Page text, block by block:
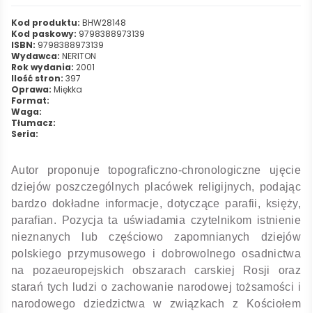
Kod produktu: BHW28148
Kod paskowy: 9798388973139
ISBN: 9798388973139
Wydawca: NERITON
Rok wydania: 2001
Ilość stron: 397
Oprawa: Miękka
Format:
Waga:
Tłumacz:
Seria:
Autor proponuje topograficzno-chronologiczne ujęcie
dziejów poszczególnych placówek religijnych, podając
bardzo dokładne informacje, dotyczące parafii, księży,
parafian. Pozycja ta uświadamia czytelnikom istnienie
nieznanych lub częściowo zapomnianych dziejów
polskiego przymusowego i dobrowolnego osadnictwa
na pozaeuropejskich obszarach carskiej Rosji oraz
starań tych ludzi o zachowanie narodowej tożsamości i
narodowego dziedzictwa w związkach z Kościołem